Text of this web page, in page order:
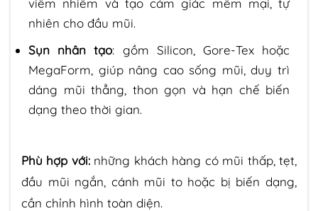
viêm nhiễm và tạo cảm giác mềm mại, tự
nhiên cho đầu mũi.
Sụn nhân tạo: gồm Silicon, Gore-Tex hoặc
MegaForm, giúp nâng cao sống mũi, duy trì
dáng mũi thẳng, thon gọn và hạn chế biến
dạng theo thời gian.
Phù hợp với:những khách hàng có mũi thấp, tẹt,
đầu mũi ngắn, cánh mũi to hoặc bị biến dạng,
cần chỉnh hình toàn diện.